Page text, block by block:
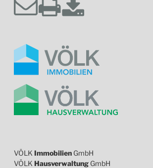
VÖLK Immobilien GmbH
VÖLK Hausverwaltung GmbH